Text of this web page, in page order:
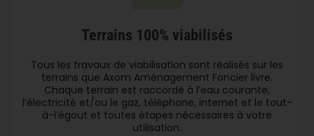
Terrains 100% viabilisés
Tous les travaux de viabilisation sont réalisés sur les
terrains que Axom Aménagement Foncier livre.
Chaque terrain est raccordé à l’eau courante,
l’électricité et/ou le gaz, téléphone, internet et le tout-
à-l’égout et toutes étapes nécessaires à votre
utilisation.